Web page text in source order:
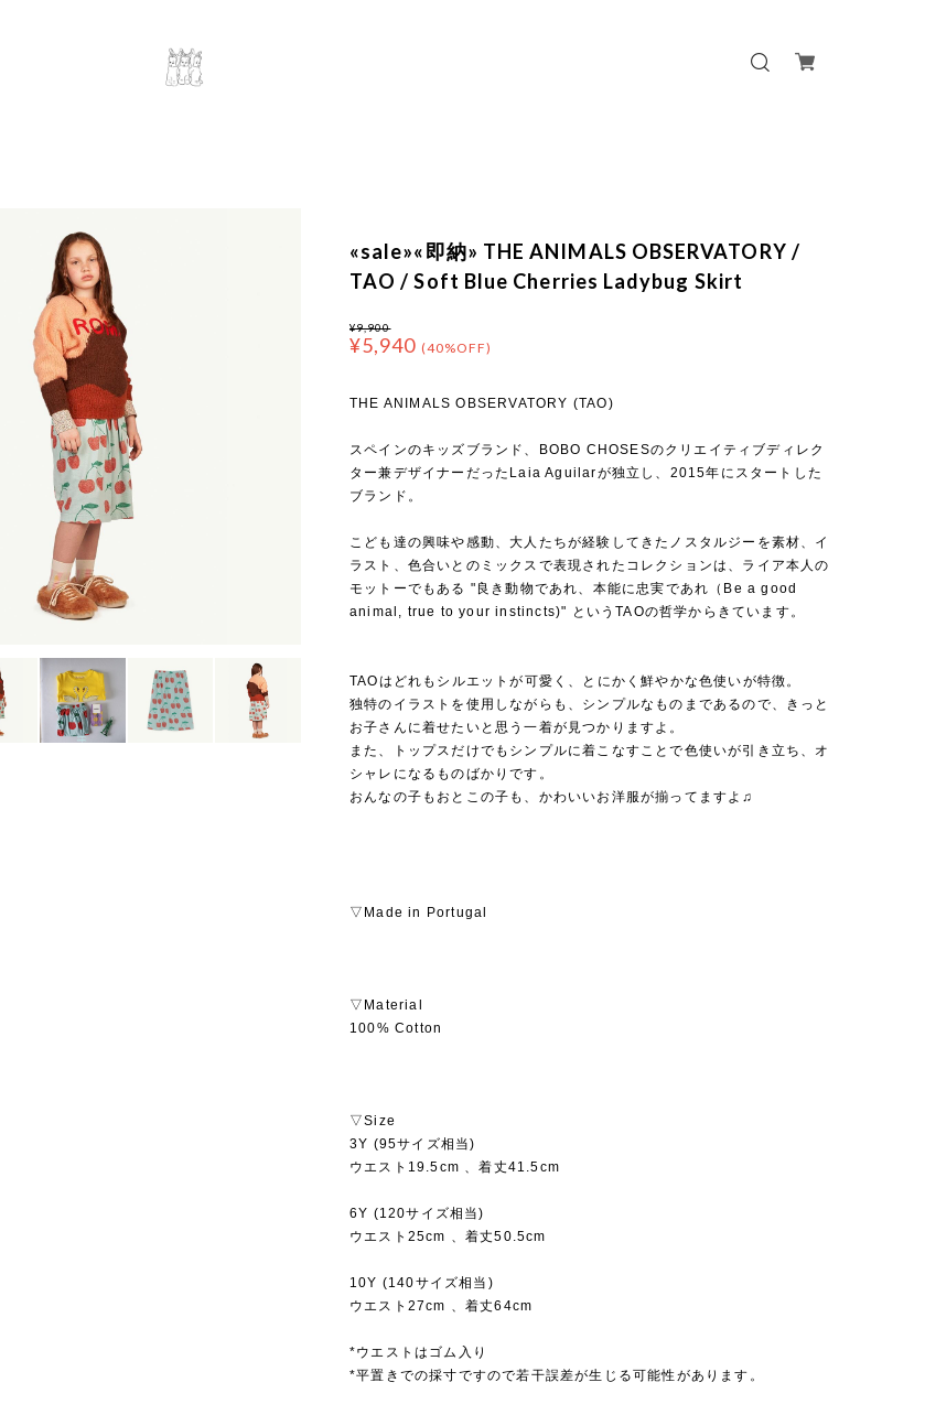
«sale»«即納» THE ANIMALS OBSERVATORY /
TAO / Soft Blue Cherries Ladybug Skirt
¥9,900
¥5,940 (40%OFF)
THE ANIMALS OBSERVATORY (TAO)
スペインのキッズブランド、BOBO CHOSESのクリエイティブディレク
ター兼デザイナーだったLaia Aguilarが独立し、2015年にスタートした
ブランド。
こども達の興味や感動、大人たちが経験してきたノスタルジーを素材、イ
ラスト、色合いとのミックスで表現されたコレクションは、ライア本人の
モットーでもある "良き動物であれ、本能に忠実であれ（Be a good
animal, true to your instincts)" というTAOの哲学からきています。
TAOはどれもシルエットが可愛く、とにかく鮮やかな色使いが特徴。
独特のイラストを使用しながらも、シンプルなものまであるので、きっと
お子さんに着せたいと思う一着が見つかりますよ。
また、トップスだけでもシンプルに着こなすことで色使いが引き立ち、オ
シャレになるものばかりです。
おんなの子もおとこの子も、かわいいお洋服が揃ってますよ♫
▽Made in Portugal
▽Material
100% Cotton
▽Size
3Y (95サイズ相当)
ウエスト19.5cm 、着丈41.5cm
6Y (120サイズ相当)
ウエスト25cm 、着丈50.5cm
10Y (140サイズ相当)
ウエスト27cm 、着丈64cm
*ウエストはゴム入り
*平置きでの採寸ですので若干誤差が生じる可能性があります。